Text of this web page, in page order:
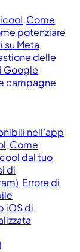
Come
potenziare
su Meta
delle
Google
campagne
nell’app
Come
dal tuo
di
Errore di
iOS di